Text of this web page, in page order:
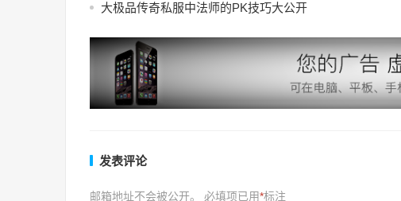
大极品传奇私服中法师的PK技巧大公开
发表评论
邮箱地址不会被公开。 必填项已用*标注